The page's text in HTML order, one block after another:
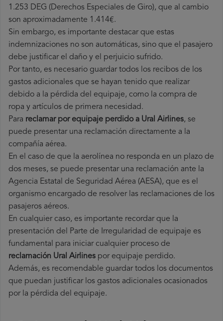
1.253 DEG (Derechos Especiales de Giro), que al cambio
son aproximadamente 1.414€.
Sin embargo, es importante destacar que estas
indemnizaciones no son automáticas, sino que el pasajero
debe justificar el daño y el perjuicio sufrido.
Por tanto, es necesario guardar todos los recibos de los
gastos adicionales que se hayan tenido que realizar
debido a la pérdida del equipaje, como la compra de
ropa y artículos de primera necesidad.
Para reclamar por equipaje perdido a Ural Airlines, se
puede presentar una reclamación directamente a la
compañía aérea.
En el caso de que la aerolínea no responda en un plazo de
dos meses, se puede presentar una reclamación ante la
Agencia Estatal de Seguridad Aérea (AESA), que es el
organismo encargado de resolver las reclamaciones de los
pasajeros aéreos.
En cualquier caso, es importante recordar que la
presentación del Parte de Irregularidad de equipaje es
fundamental para iniciar cualquier proceso de
reclamación Ural Airlines por equipaje perdido.
Además, es recomendable guardar todos los documentos
que puedan justificar los gastos adicionales ocasionados
por la pérdida del equipaje.